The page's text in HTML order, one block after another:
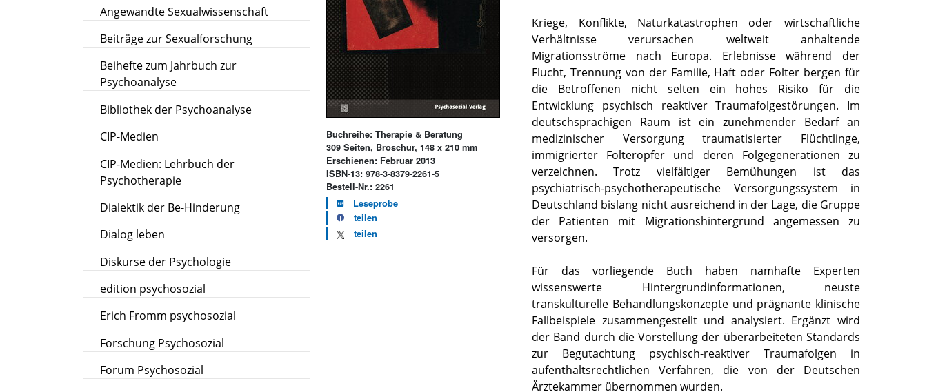
Angewandte Sexualwissenschaft
Beiträge zur Sexualforschung
Beihefte zum Jahrbuch zur
Psychoanalyse
Bibliothek der Psychoanalyse
CIP-Medien
CIP-Medien: Lehrbuch der
Psychotherapie
Dialektik der Be-Hinderung
Dialog leben
Diskurse der Psychologie
edition psychosozial
Erich Fromm psychosozial
Forschung Psychosozial
Forum Psychosozial
Buchreihe: Therapie & Beratung
309 Seiten, Broschur, 148 x 210 mm
Erschienen: Februar 2013
ISBN-13: 978-3-8379-2261-5
Bestell-Nr.: 2261
Leseprobe
teilen
teilen
Kriege, Konflikte, Naturkatastrophen oder wirtschaftliche
Verhältnisse verursachen weltweit anhaltende
Migrationsströme nach Europa. Erlebnisse während der
Flucht, Trennung von der Familie, Haft oder Folter bergen für
die Betroffenen nicht selten ein hohes Risiko für die
Entwicklung psychisch reaktiver Traumafolgestörungen. Im
deutschsprachigen Raum ist ein zunehmender Bedarf an
medizinischer Versorgung traumatisierter Flüchtlinge,
immigrierter Folteropfer und deren Folgegenerationen zu
verzeichnen. Trotz vielfältiger Bemühungen ist das
psychiatrisch-psychotherapeutische Versorgungssystem in
Deutschland bislang nicht ausreichend in der Lage, die Gruppe
der Patienten mit Migrationshintergrund angemessen zu
versorgen.
Für das vorliegende Buch haben namhafte Experten
wissenswerte Hintergrundinformationen, neuste
transkulturelle Behandlungskonzepte und prägnante klinische
Fallbeispiele zusammengestellt und analysiert. Ergänzt wird
der Band durch die Vorstellung der überarbeiteten Standards
zur Begutachtung psychisch-reaktiver Traumafolgen in
aufenthaltsrechtlichen Verfahren, die von der Deutschen
Ärztekammer übernommen wurden.